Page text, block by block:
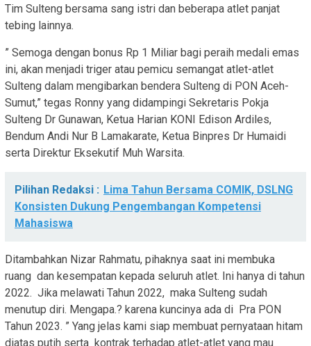
Tim Sulteng bersama sang istri dan beberapa atlet panjat
tebing lainnya.
” Semoga dengan bonus Rp 1 Miliar bagi peraih medali emas
ini, akan menjadi triger atau pemicu semangat atlet-atlet
Sulteng dalam mengibarkan bendera Sulteng di PON Aceh-
Sumut,” tegas Ronny yang didampingi Sekretaris Pokja
Sulteng Dr Gunawan, Ketua Harian KONI Edison Ardiles,
Bendum Andi Nur B Lamakarate, Ketua Binpres Dr Humaidi
serta Direktur Eksekutif Muh Warsita.
Pilihan Redaksi : Lima Tahun Bersama COMIK, DSLNG
Konsisten Dukung Pengembangan Kompetensi
Mahasiswa
Ditambahkan Nizar Rahmatu, pihaknya saat ini membuka
ruang dan kesempatan kepada seluruh atlet. Ini hanya di tahun
2022. Jika melawati Tahun 2022, maka Sulteng sudah
menutup diri. Mengapa.? karena kuncinya ada di Pra PON
Tahun 2023. ” Yang jelas kami siap membuat pernyataan hitam
diatas putih serta kontrak terhadap atlet-atlet yang mau